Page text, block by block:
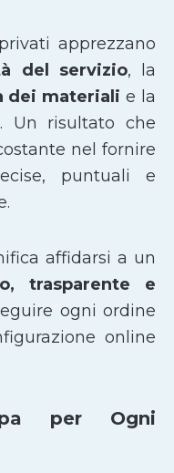
apprezzano
del servizio, la
dei materiali e la
. Un risultato che
nel fornire
puntuali e
affidarsi a un
trasparente e
ogni ordine
online
per Ogni